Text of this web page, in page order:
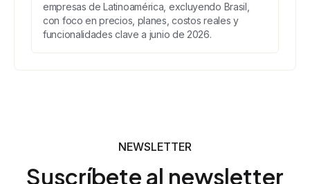
empresas de Latinoamérica, excluyendo Brasil,
con foco en precios, planes, costos reales y
funcionalidades clave a junio de 2026.
NEWSLETTER
Suscríbete al newsletter